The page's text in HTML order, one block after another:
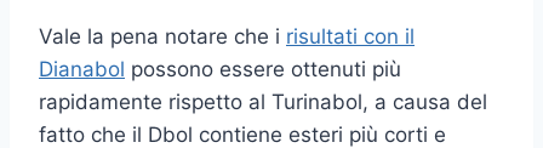
Vale la pena notare che i risultati con il
Dianabol possono essere ottenuti più
rapidamente rispetto al Turinabol, a causa del
fatto che il Dbol contiene esteri più corti e